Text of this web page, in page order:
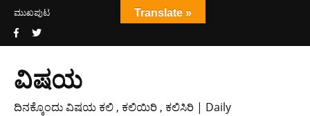
ಮುಖಪುಟ
ವಿಷಯ
ದಿನಕ್ಕೊಂದು ವಿಷಯ ಕಲಿ , ಕಲಿಯಿರಿ , ಕಲಿಸಿರಿ | Daily
Translate »